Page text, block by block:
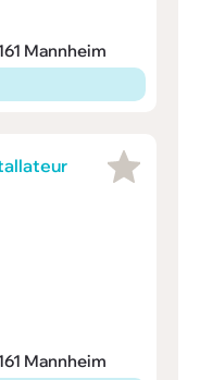
Mannheim
Mannheim